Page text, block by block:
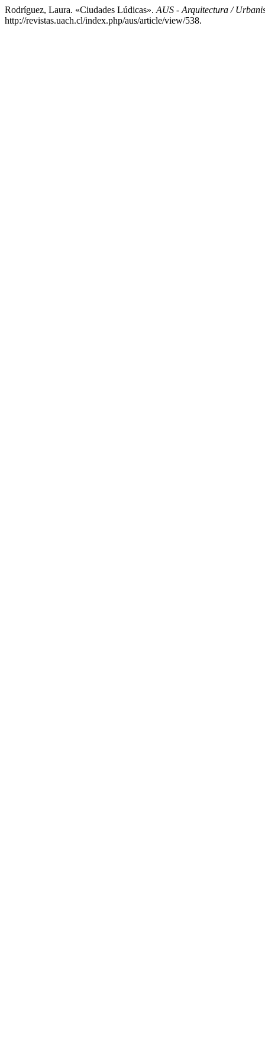
Rodríguez, Laura. «Ciudades Lúdicas». AUS - Arquitectura /
http://revistas.uach.cl/index.php/aus/article/view/538.